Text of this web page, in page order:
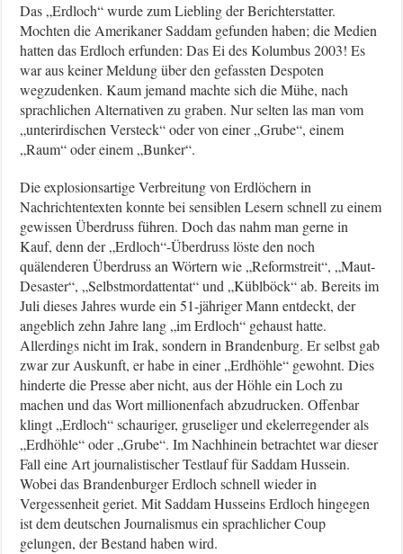
Das „Erdloch“ wurde zum Liebling der Berichterstatter.
Mochten die Amerikaner Saddam gefunden haben; die Medien
hatten das Erdloch erfunden: Das Ei des Kolumbus 2003! Es
war aus keiner Meldung über den gefassten Despoten
wegzudenken. Kaum jemand machte sich die Mühe, nach
sprachlichen Alternativen zu graben. Nur selten las man vom
„unterirdischen Versteck“ oder von einer „Grube“, einem
„Raum“ oder einem „Bunker“.
Die explosionsartige Verbreitung von Erdlöchern in
Nachrichtentexten konnte bei sensiblen Lesern schnell zu einem
gewissen Überdruss führen. Doch das nahm man gerne in
Kauf, denn der „Erdloch“-Überdruss löste den noch
quälenderen Überdruss an Wörtern wie „Reformstreit“, „Maut-
Desaster“, „Selbstmordattentat“ und „Küblböck“ ab. Bereits im
Juli dieses Jahres wurde ein 51-jähriger Mann entdeckt, der
angeblich zehn Jahre lang „im Erdloch“ gehaust hatte.
Allerdings nicht im Irak, sondern in Brandenburg. Er selbst gab
zwar zur Auskunft, er habe in einer „Erdhöhle“ gewohnt. Dies
hinderte die Presse aber nicht, aus der Höhle ein Loch zu
machen und das Wort millionenfach abzudrucken. Offenbar
klingt „Erdloch“ schauriger, gruseliger und ekelerregender als
„Erdhöhle“ oder „Grube“. Im Nachhinein betrachtet war dieser
Fall eine Art journalistischer Testlauf für Saddam Hussein.
Wobei das Brandenburger Erdloch schnell wieder in
Vergessenheit geriet. Mit Saddam Husseins Erdloch hingegen
ist dem deutschen Journalismus ein sprachlicher Coup
gelungen, der Bestand haben wird.